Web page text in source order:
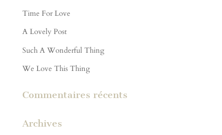
Time For Love
A Lovely Post
Such A Wonderful Thing
We Love This Thing
Commentaires récents
Archives